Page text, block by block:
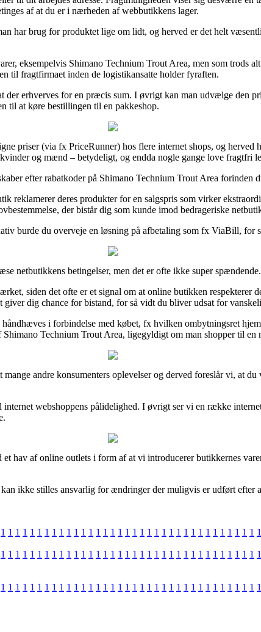
af at du er i nærheden af webbutikkens lager.
har brug for produktet lige om lidt, og herved er det helt
eksempelvis Shimano Technium Trout Area, men som trods
til fragtfirmaet inden de logistikansatte holder fyraften.
erhverves for en præcis sum. I øvrigt kan man udvælge den
til at køre bestillingen til en pakkeshop.
priser (via fx PriceRunner) hos flere internet shops, og herved
og mænd – betydeligt, og endda nogle gange love fragtfri
efter rabatkoder på Shimano Technium Trout Area forinden
reklamerer deres produkter for en salgspris som virker
der bistår dig som kunde imod bedrageriske
burde du overveje en løsning på afbetaling som fx ViaBill, for
netbutikkens betingelser, men det er ofte ikke super spændende.
siden det ofte er et signal om at online butikken respekterer
dig chance for bistand, for så vidt du bliver udsat for
i forbindelse med købet, fx hvilken ombytningsret
Technium Trout Area, ligegyldigt om man shopper til en
andre konsumenters oplevelser og derved foreslår vi, at
webshoppens pålidelighed. I øvrigt ser vi en række
hav af online outlets i form af at vi introducerer butikkernes
ikke stilles ansvarlig for ændringer der muligvis er udført efter
1 1 1 1 1 1 1 1 1 1 1 1 1 1 1 1 1 1 1 1 1 1 1 1 1 1 1 1 1 1 1 1 1 1 1 1
1 1 1 1 1 1 1 1 1 1 1 1 1 1 1 1 1 1 1 1 1 1 1 1 1 1 1 1 1 1 1 1 1 1 1 1
1 1 1 1 1 1 1 1 1 1 1 1 1 1 1 1 1 1 1 1 1 1 1 1 1 1 1 1 1 1 1 1 1 1 1 1